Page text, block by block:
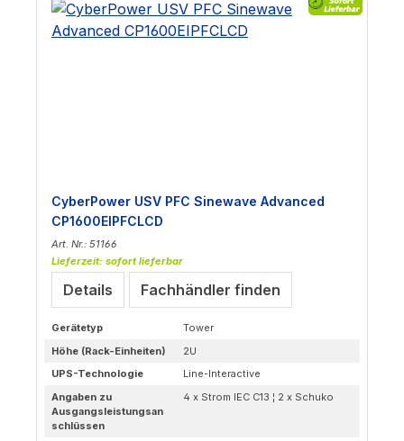
CyberPower USV PFC Sinewave Advanced
CP1600EIPFCLCD
Art. Nr.: 51166
Lieferzeit: sofort lieferbar
Details Fachhändler finden
Gerätetyp
Tower
Höhe (Rack-Einheiten)
2U
UPS-Technologie
Line-Interactive
Angaben zu
Ausgangsleistungsan
schlüssen
4 x Strom IEC C13 ¦ 2 x Schuko